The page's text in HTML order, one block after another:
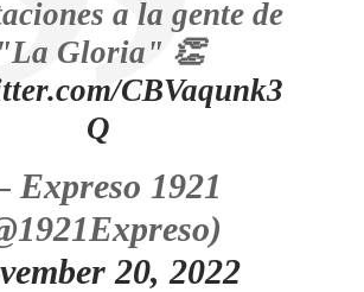
a la gente de
"La Gloria" 👏
CBVaqunk3
Q
1921
20, 2022